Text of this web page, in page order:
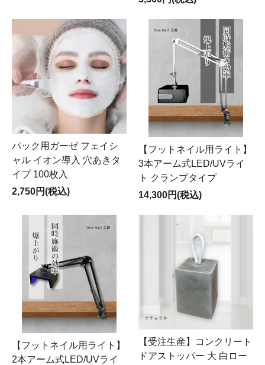
パック用ガーゼ フェイシ
ャル イオン導入 穴あきタ
イプ 100枚入
2,750円(税込)
【フットネイル用ライト】
3本アーム式LED/UVライ
ト クランプタイプ
14,300円(税込)
【フットネイル用ライト】
2本アーム式LED/UVライ
【受注生産】コンクリート
ドアストッパー 大 白ロー